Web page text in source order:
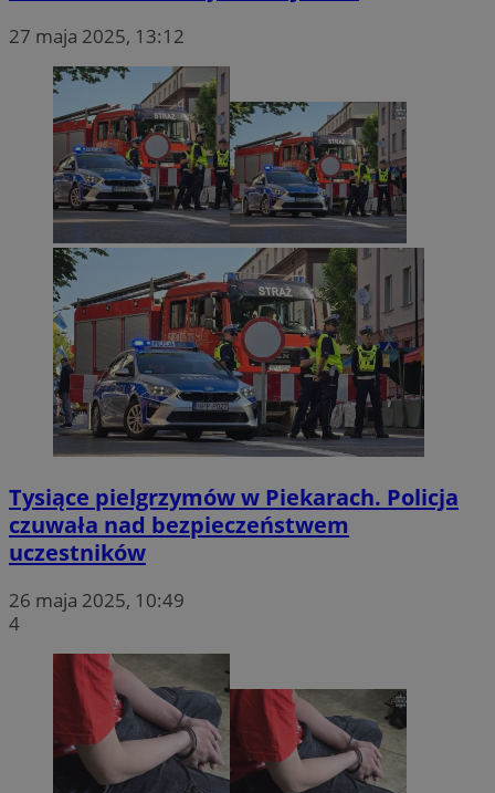
27 maja 2025, 13:12
Tysiące pielgrzymów w Piekarach. Policja
czuwała nad bezpieczeństwem
uczestników
26 maja 2025, 10:49
4